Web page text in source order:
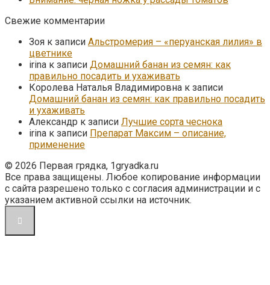
Свежие комментарии
Зоя к записи Альстромерия – «перуанская лилия» в
цветнике
irina к записи Домашний банан из семян: как
правильно посадить и ухаживать
Королева Наталья Владимировна к записи
Домашний банан из семян: как правильно посадить
и ухаживать
Александр к записи Лучшие сорта чеснока
irina к записи Препарат Максим – описание,
применение
© 2026 Первая грядка, 1gryadka.ru
Все права защищены. Любое копирование информации
с сайта разрешено только с согласия администрации и с
указанием активной ссылки на источник.